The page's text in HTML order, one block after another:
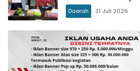
Daerah 31 Juli 2026